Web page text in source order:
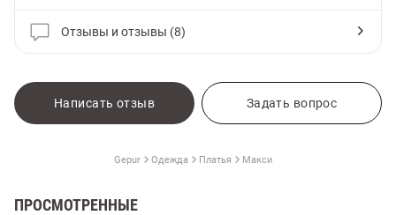
Отзывы и отзывы (8)
Написать отзыв Задать вопрос
Gepur Одежда Платья Макси
ПРОСМОТРЕННЫЕ